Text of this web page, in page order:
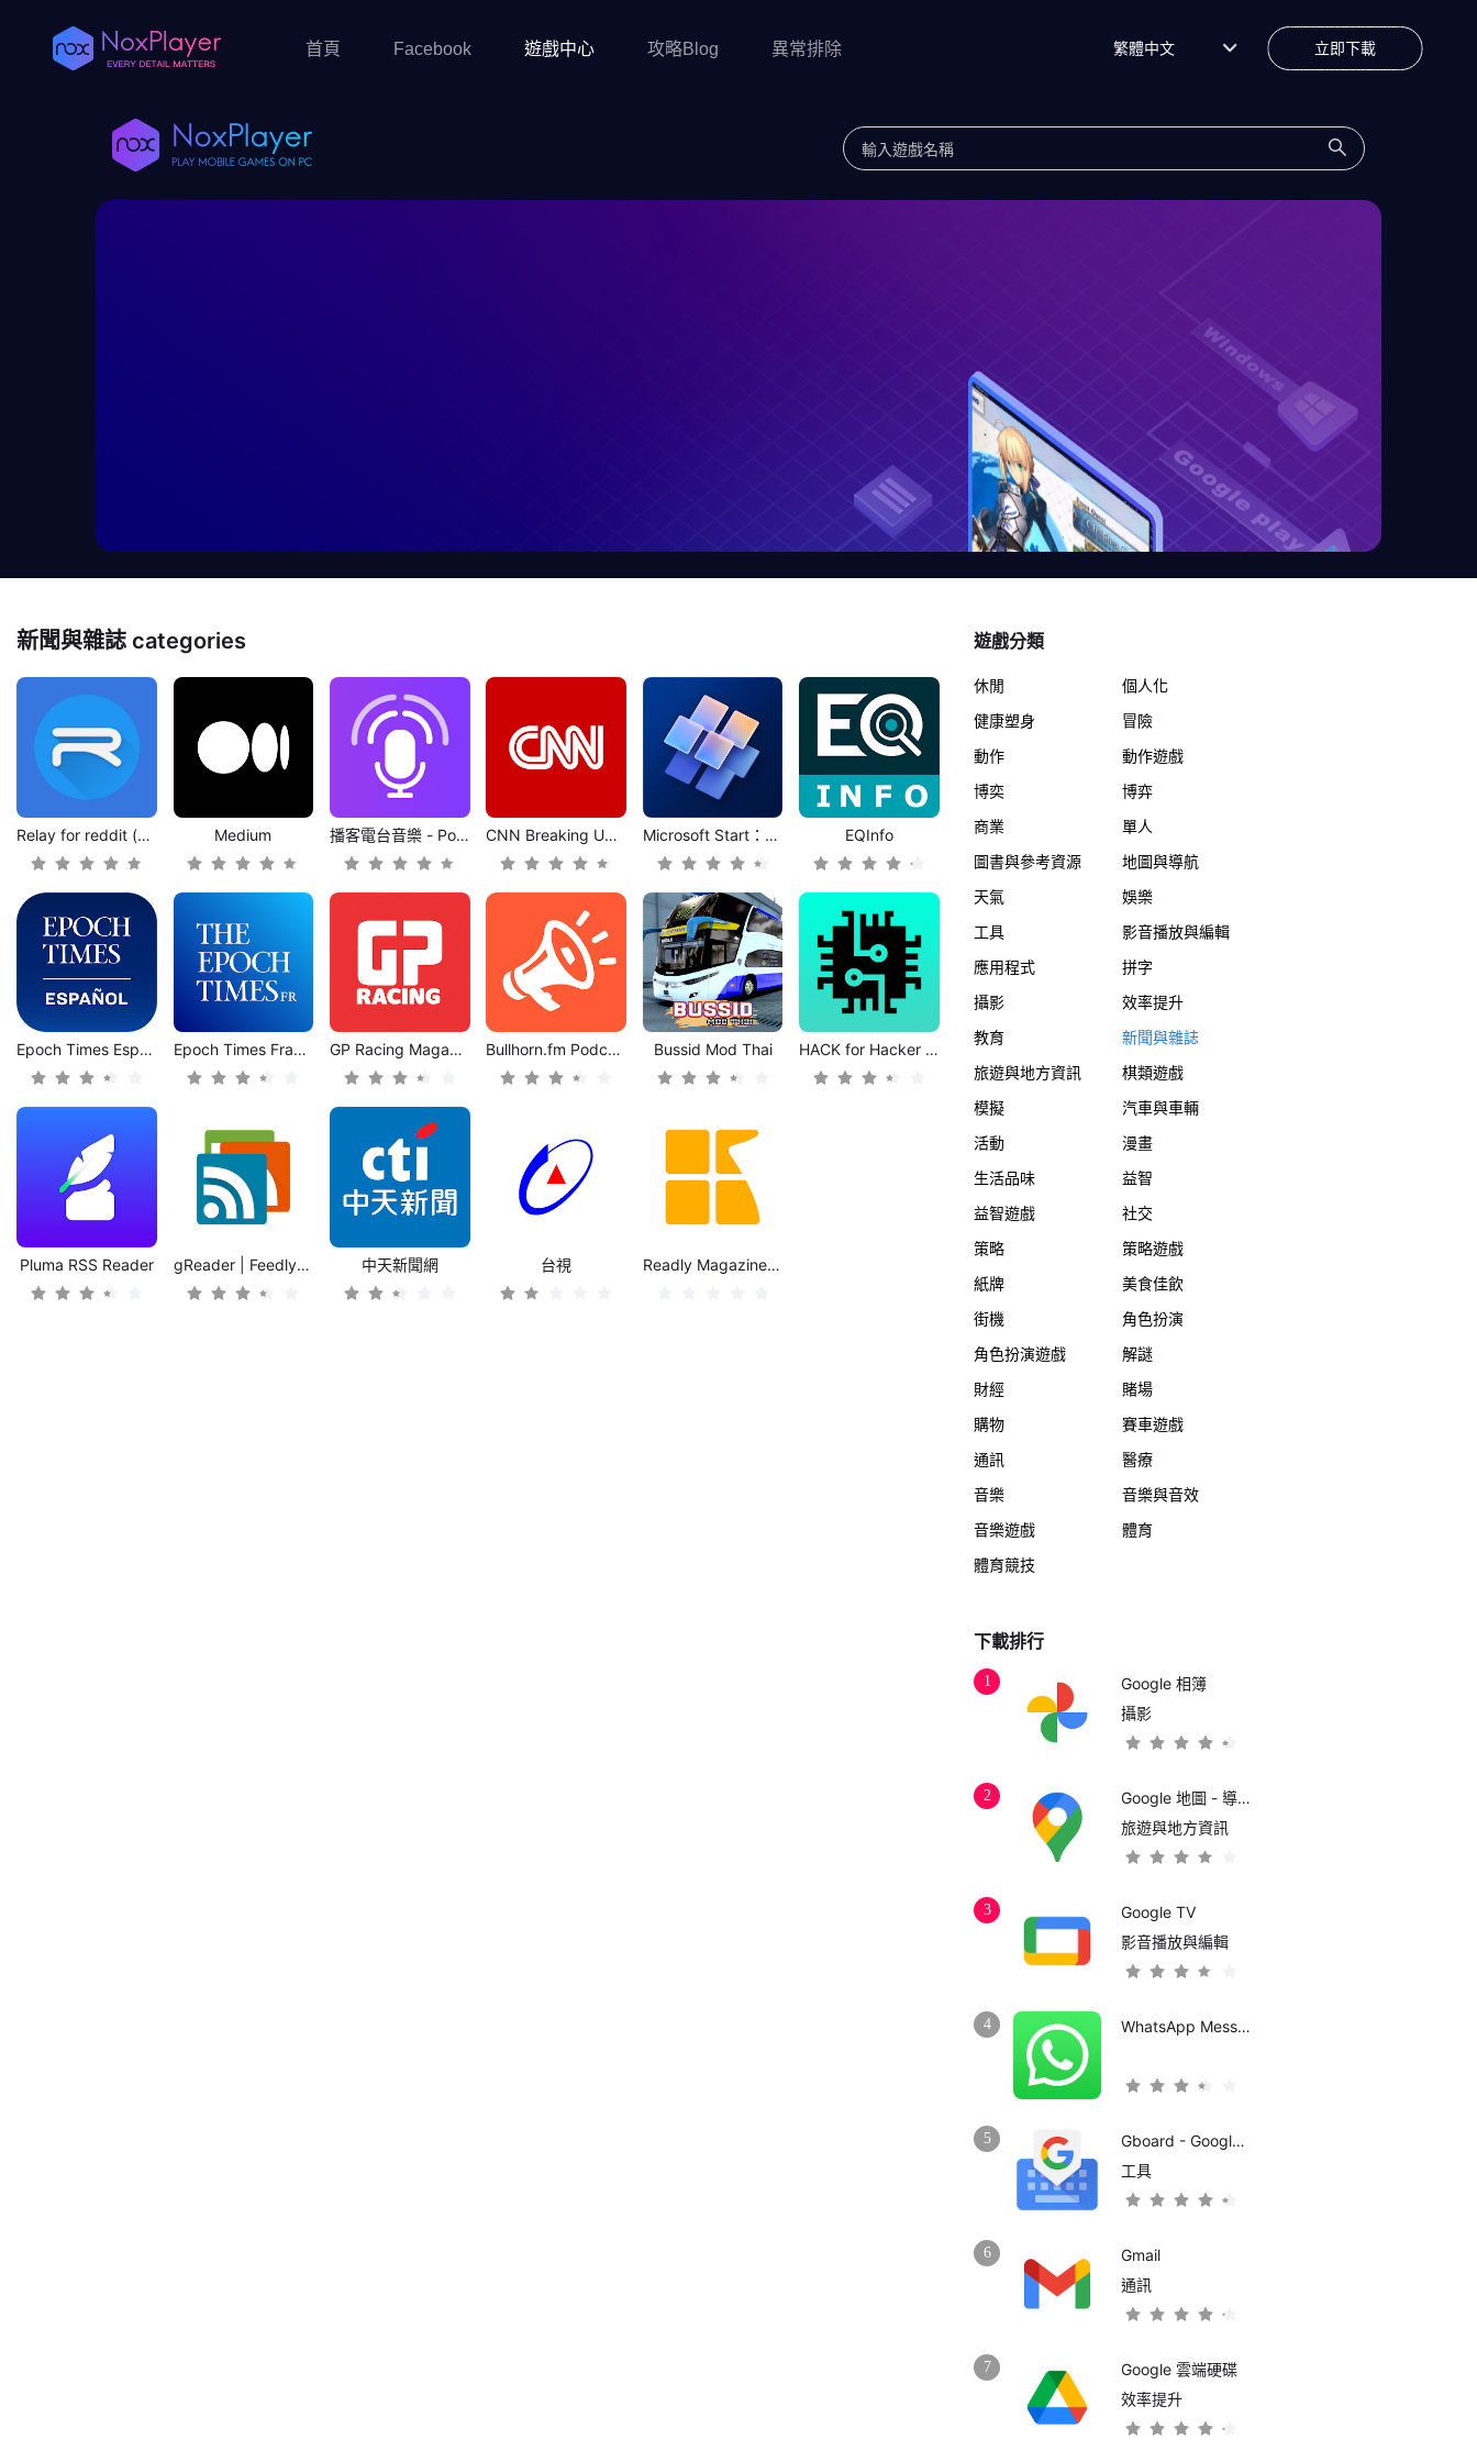
首頁 Facebook 遊戲中心 攻略Blog 異常排除 繁體中文 立即下載
新聞與雜誌 categories
Relay for reddit (Pro) Medium 播客電台音樂 - Podcast Player CNN Breaking US & World News Microsoft Start：新聞及其他 EQInfo
Epoch Times Español Epoch Times Français GP Racing Magazine Bullhorn.fm Podcast Player App Bussid Mod Thai HACK for Hacker News Tech
Pluma RSS Reader gReader | Feedly | News | RSS 中天新聞網 台視 Readly Magazines & Newspapers
遊戲分類
休閒
個人化
健康塑身
冒險
動作
動作遊戲
博奕
博弈
商業
單人
圖書與參考資源
地圖與導航
天氣
娛樂
工具
影音播放與編輯
應用程式
拼字
攝影
效率提升
教育
新聞與雜誌
旅遊與地方資訊
棋類遊戲
模擬
汽車與車輛
活動
漫畫
生活品味
益智
益智遊戲
社交
策略
策略遊戲
紙牌
美食佳飲
街機
角色扮演
角色扮演遊戲
解謎
財經
賭場
購物
賽車遊戲
通訊
醫療
音樂
音樂與音效
音樂遊戲
體育
體育競技
下載排行
1
Google 相簿
攝影
2
Google 地圖 - 導航和大眾運輸
旅遊與地方資訊
3
Google TV
影音播放與編輯
4 WhatsApp Messenger
5
Gboard - Google 鍵盤
工具
6
Gmail
通訊
7
Google 雲端硬碟
效率提升